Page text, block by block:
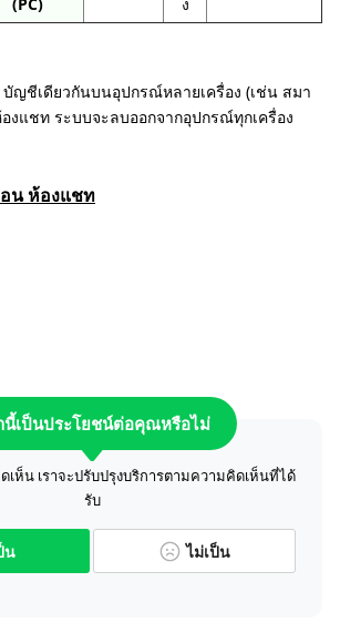
ญชีเดียวกันบนอุปกรณ์หลายเครื่อง (เช่น สมา
งแชท ระบบจะลบออกจากอุปกรณ์ทุกเครื่อง
น ห้องแชท
นี้เป็นประโยชน์ต่อคุณหรือไม่
เห็น เราจะปรับปรุงบริการตามความคิดเห็นที่ได้
รับ
น ไม่เป็น